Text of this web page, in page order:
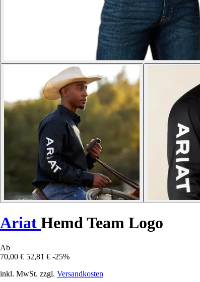
Ariat Hemd Team Logo
Ab
70,00 € 52,81 € -25%
inkl. MwSt. zzgl. Versandkosten